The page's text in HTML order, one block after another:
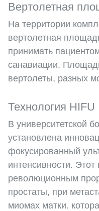
Вертолетная
На территории
вертолетная
принимать
санавиации.
вертолеты, разных
Технология HIFU
В университетской
установлена
фокусированный
интенсивности. Этот
революционным
простаты, при
миомах матки.